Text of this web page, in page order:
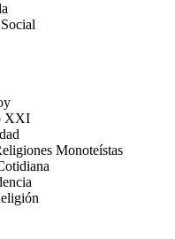
XXI
Monoteístas